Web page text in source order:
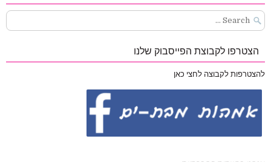
Search
for:
הצטרפו לקבוצת הפייסבוק שלנו
להצטרפות לקבוצה לחצי כאן